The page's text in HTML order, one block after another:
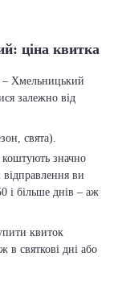
ціна квитка
– Хмельницький
залежно від
свята).
коштують значно
ви
і більше днів – аж
квиток
в святкові дні або